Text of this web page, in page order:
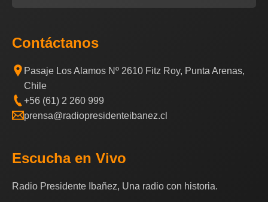
Contáctanos
Pasaje Los Alamos Nº 2610 Fitz Roy, Punta Arenas,
Chile
+56 (61) 2 260 999
prensa@radiopresidenteibanez.cl
Escucha en Vivo
Radio Presidente Ibañez, Una radio con historia.